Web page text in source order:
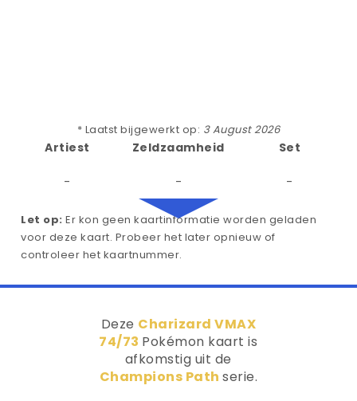
* Laatst bijgewerkt op: 3 August 2026
Artiest
-
Zeldzaamheid
-
Set
-
Let op: Er kon geen kaartinformatie worden geladen
voor deze kaart. Probeer het later opnieuw of
controleer het kaartnummer.
Deze Charizard VMAX
74/73 Pokémon kaart is
afkomstig uit de
Champions Pathserie.